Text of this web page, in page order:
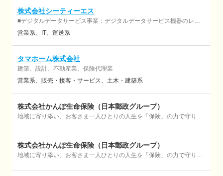
株式会社シーティーエス
■デジタルデータサービス事業：デジタルデータサービス機器のレン
タル及び販売、アプリケーションの販売、各種サポートサービス ■測
守
営業系 IT 運送系
タマホーム株式会社
建築、設計、不動産業、保険代理業
営業系
販売・接客・サービス 土木・建築系
株式会社かんぽ生命保険（日本郵政グループ）
地域に寄り添い、お客さま一人ひとりの人生を「保険」の力で守り続
株式会社かんぽ生命保険（日本郵政グループ）
地域に寄り添い、お客さま一人ひとりの人生を「保険」の力で守り続